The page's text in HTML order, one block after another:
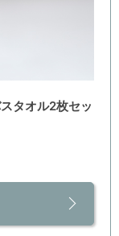
タオル2枚セッ